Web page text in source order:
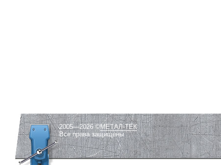
2005—2026 ©МЕТАЛ-ТЕК
Все права защищены